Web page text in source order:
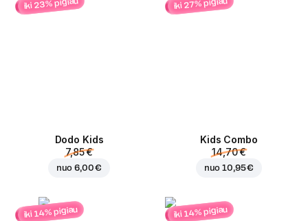
iki 23% pigiau
Dodo Kids
7,85 €
nuo6,00 €
iki 27% pigiau
Kids Combo
14,70 €
nuo10,95 €
iki 14% pigiau iki 14% pigiau